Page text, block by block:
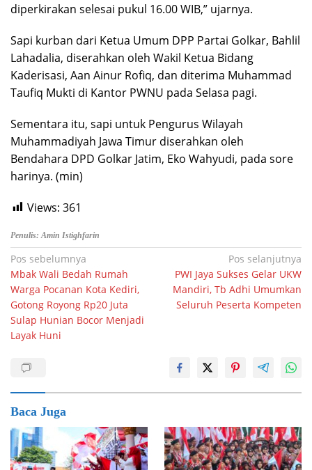
diperkirakan selesai pukul 16.00 WIB,” ujarnya.
Sapi kurban dari Ketua Umum DPP Partai Golkar, Bahlil
Lahadalia, diserahkan oleh Wakil Ketua Bidang
Kaderisasi, Aan Ainur Rofiq, dan diterima Muhammad
Taufiq Mukti di Kantor PWNU pada Selasa pagi.
Sementara itu, sapi untuk Pengurus Wilayah
Muhammadiyah Jawa Timur diserahkan oleh
Bendahara DPD Golkar Jatim, Eko Wahyudi, pada sore
harinya. (min)
Views: 361
Penulis: Amin Istighfarin
Navigasi
pos
Pos sebelumnya
Mbak Wali Bedah Rumah
Warga Pocanan Kota Kediri,
Gotong Royong Rp20 Juta
Sulap Hunian Bocor Menjadi
Layak Huni
Pos selanjutnya
PWI Jaya Sukses Gelar UKW
Mandiri, Tb Adhi Umumkan
Seluruh Peserta Kompeten
Baca Juga